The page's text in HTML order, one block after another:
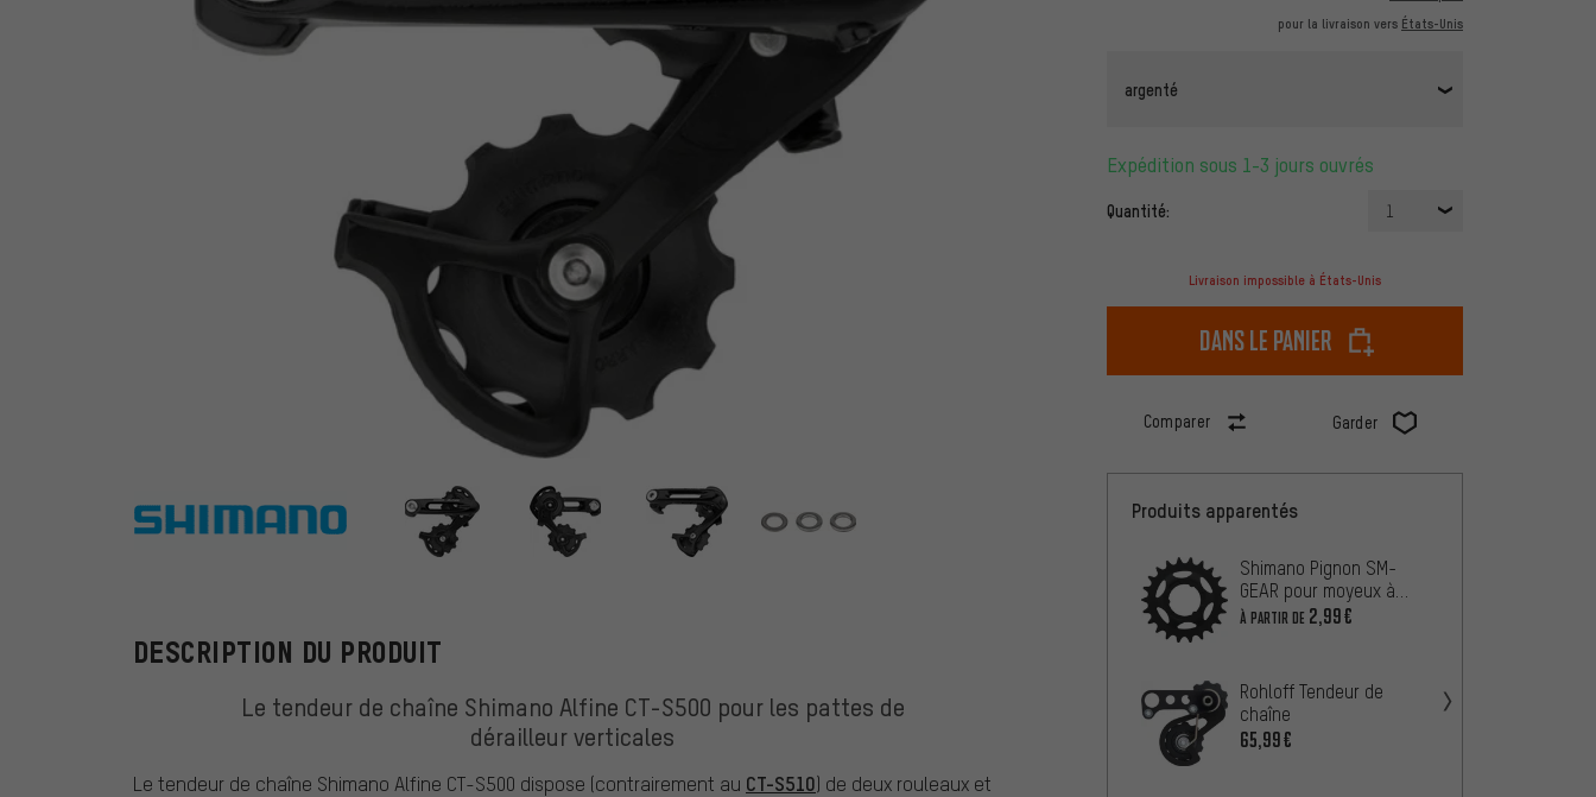
pour la livraison vers États-Unis
argenté
Expédition sous 1-3 jours ouvrés
Quantité: 1
Livraison impossible à États-Unis
dans le panier
Comparer Garder
Shimano
DESCRIPTION DU PRODUIT
Le tendeur de chaîne Shimano Alfine CT-S500 pour les pattes de
dérailleur verticales
Le tendeur de chaîne Shimano Alfine CT-S500 dispose (contrairement au CT-S510) de deux rouleaux et
Produits apparentés
Shimano Pignon SM-
GEAR pour moyeux à
vitesses intégrées
À PARTIR DE 2,99€
Rohloff Tendeur de
chaîne
65,99€